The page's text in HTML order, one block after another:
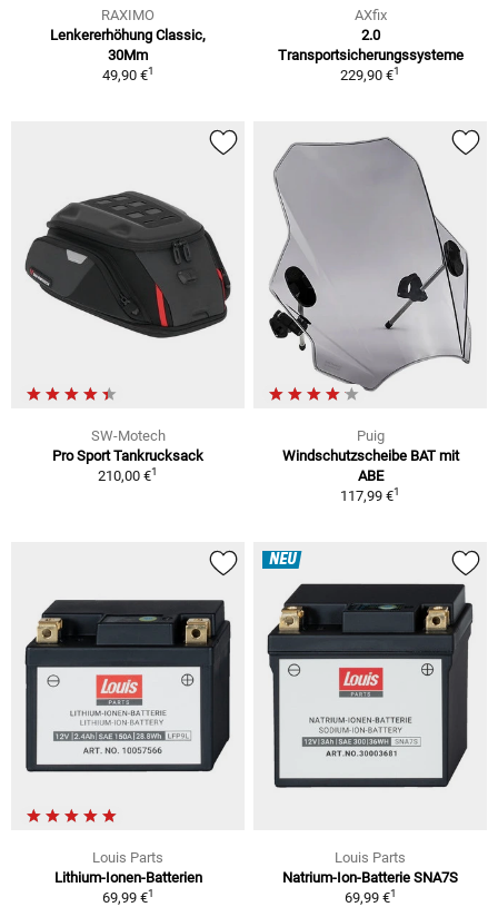
RAXIMO
Lenkererhöhung Classic,
30Mm
49,90 €1
AXfix
2.0
Transportsicherungssysteme
229,90 €1
SW-Motech
Pro Sport Tankrucksack
210,00 €1
Puig
Windschutzscheibe BAT mit
ABE
117,99 €1
Louis Parts
Lithium-Ionen-Batterien
69,99 €1
NEU
Louis Parts
Natrium-Ion-Batterie SNA7S
69,99 €1